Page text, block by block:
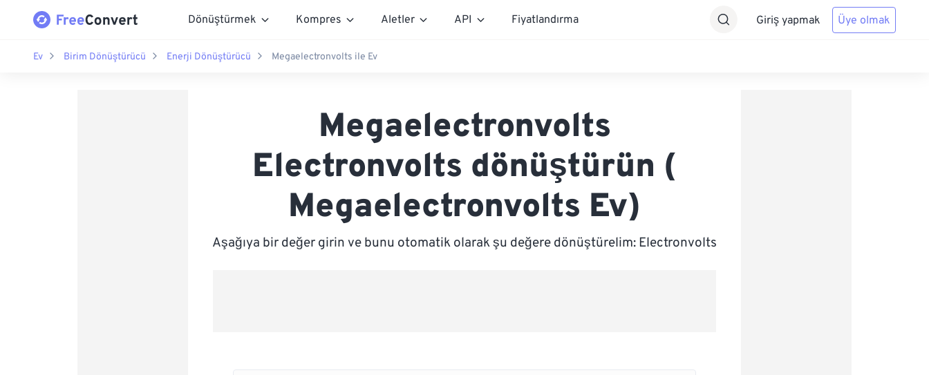
Dönüştürmek Kompres Aletler API Fiyatlandırma Giriş yapmak Üye olmak
Ev Birim Dönüştürücü Enerji Dönüştürücü Megaelectronvolts ile Ev
Megaelectronvolts
Electronvolts dönüştürün (
Megaelectronvolts Ev)
Aşağıya bir değer girin ve bunu otomatik olarak şu değere dönüştürelim: Electronvolts